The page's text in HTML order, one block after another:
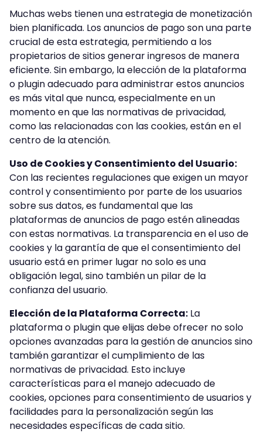
Muchas webs tienen una estrategia de monetización
bien planificada. Los anuncios de pago son una parte
crucial de esta estrategia, permitiendo a los
propietarios de sitios generar ingresos de manera
eficiente. Sin embargo, la elección de la plataforma
o plugin adecuado para administrar estos anuncios
es más vital que nunca, especialmente en un
momento en que las normativas de privacidad,
como las relacionadas con las cookies, están en el
centro de la atención.
Uso de Cookies y Consentimiento del Usuario:
Con las recientes regulaciones que exigen un mayor
control y consentimiento por parte de los usuarios
sobre sus datos, es fundamental que las
plataformas de anuncios de pago estén alineadas
con estas normativas. La transparencia en el uso de
cookies y la garantía de que el consentimiento del
usuario está en primer lugar no solo es una
obligación legal, sino también un pilar de la
confianza del usuario.
Elección de la Plataforma Correcta: La
plataforma o plugin que elijas debe ofrecer no solo
opciones avanzadas para la gestión de anuncios sino
también garantizar el cumplimiento de las
normativas de privacidad. Esto incluye
características para el manejo adecuado de
cookies, opciones para consentimiento de usuarios y
facilidades para la personalización según las
necesidades específicas de cada sitio.